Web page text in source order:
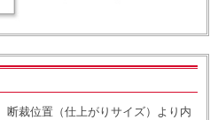
断裁位置（仕上がりサイズ）より内